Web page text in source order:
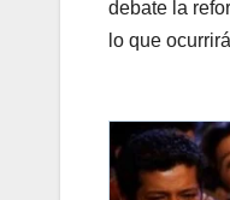
debate la
lo que